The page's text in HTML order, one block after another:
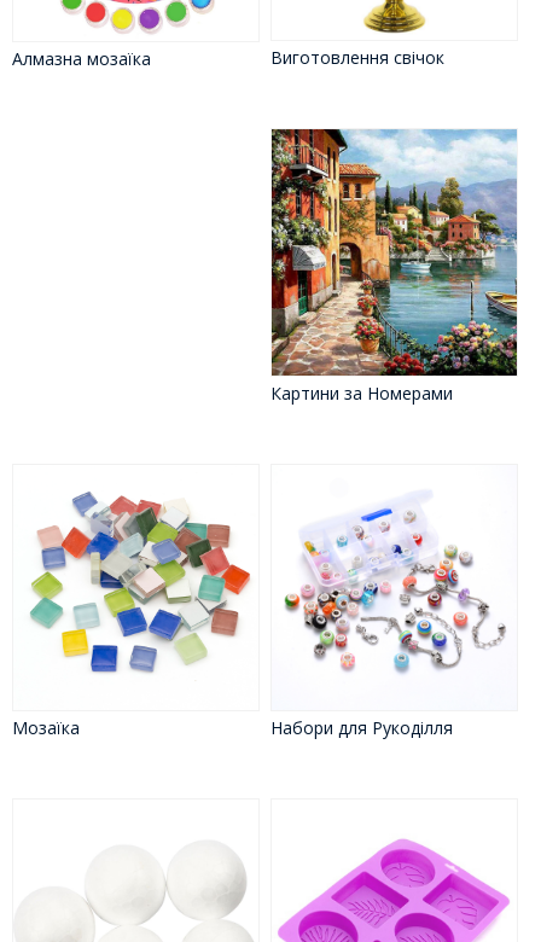
Алмазна мозаїка Виготовлення свічок
Картини за Номерами
Мозаїка Набори для Рукоділля